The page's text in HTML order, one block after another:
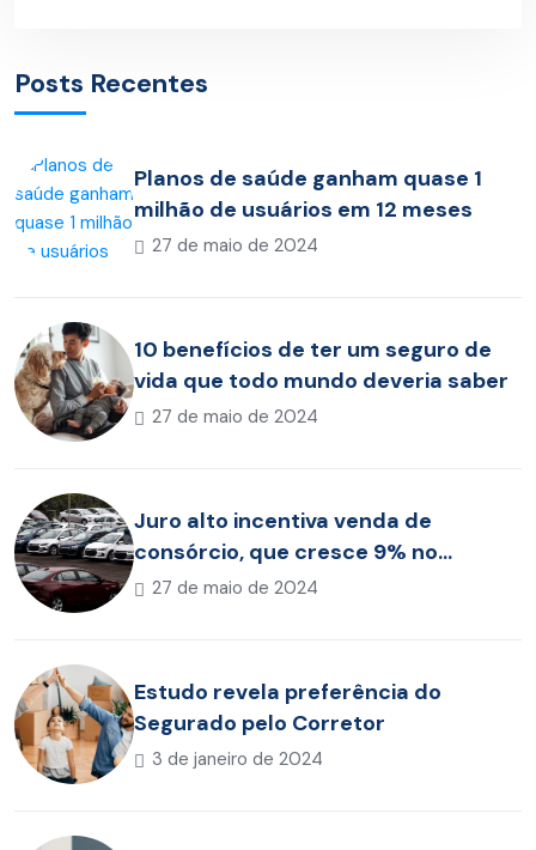
Posts Recentes
Planos de saúde ganham quase 1
milhão de usuários em 12 meses
27 de maio de 2024
10 benefícios de ter um seguro de
vida que todo mundo deveria saber
27 de maio de 2024
Juro alto incentiva venda de
consórcio, que cresce 9% no
acumulado de 2023
27 de maio de 2024
Estudo revela preferência do
Segurado pelo Corretor
3 de janeiro de 2024